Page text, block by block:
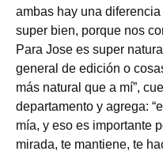
ambas hay una
super bien, porque nos
Para Jose es super
general de edición o
más natural que a mí”,
departamento y agrega:
mía, y eso es importante
mirada, te mantiene, te